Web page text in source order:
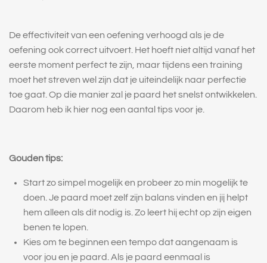
De effectiviteit van een oefening verhoogd als je de
oefening ook correct uitvoert. Het hoeft niet altijd vanaf het
eerste moment perfect te zijn, maar tijdens een training
moet het streven wel zijn dat je uiteindelijk naar perfectie
toe gaat. Op die manier zal je paard het snelst ontwikkelen.
Daarom heb ik hier nog een aantal tips voor je.
Gouden tips:
Start zo simpel mogelijk en probeer zo min mogelijk te
doen. Je paard moet zelf zijn balans vinden en jij helpt
hem alleen als dit nodig is. Zo leert hij echt op zijn eigen
benen te lopen.
Kies om te beginnen een tempo dat aangenaam is
voor jou en je paard. Als je paard eenmaal is